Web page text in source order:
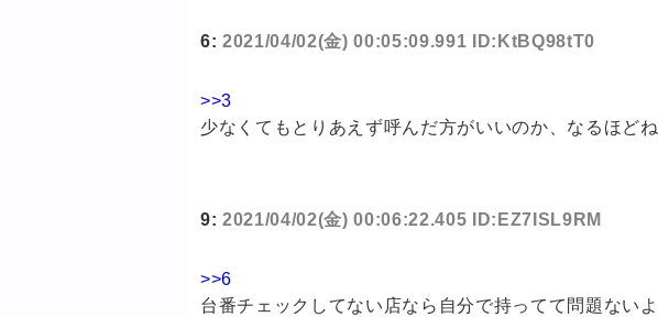
6: 2021/04/02(金) 00:05:09.991 ID:KtBQ98tT0
>>3
少なくてもとりあえず呼んだ方がいいのか、なるほどね
9: 2021/04/02(金) 00:06:22.405 ID:EZ7ISL9RM
>>6
台番チェックしてない店なら自分で持ってて問題ないよ